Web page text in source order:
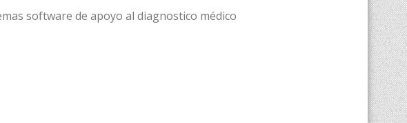
software de apoyo al diagnostico médico